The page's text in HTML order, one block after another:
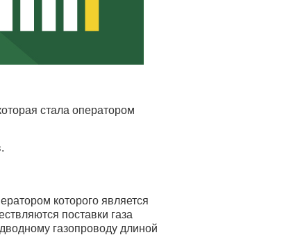
стала оператором
которого является
поставки газа
газопроводу длиной